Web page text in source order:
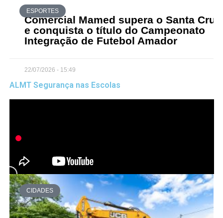
ESPORTES
Comercial Mamed supera o Santa Cruz
e conquista o título do Campeonato
Integração de Futebol Amador
22/07/2026 - 15:49
ALMT Segurança nas Escolas
CIDADES